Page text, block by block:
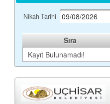
Nikah Tarihi
Sıra
Kayıt Bulunamadı!